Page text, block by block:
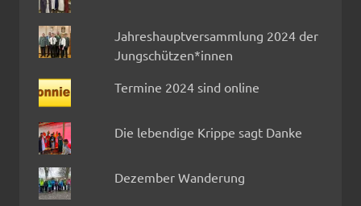
Jahreshauptversammlung 2024 der
Jungschützen*innen
Termine 2024 sind online
Die lebendige Krippe sagt Danke
Dezember Wanderung